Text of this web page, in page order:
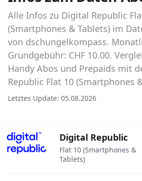
Abos für Tablets, Hotspots
Watches
Tarifrechner Handy-
Der gute alte Tarifrechner
Infos
Roaming-Tarife
Alle Infos zu Digital Republic
(Smartphones & Tablets) im
von dschungelkompass.
Grundgebühr: CHF 10.00.
Handy Abos und Prepaids mit
Republic Flat 10 (Smartphones
Letztes Update: 05.08.2026
Digital Republic
Flat 10 (Smartphones &
Tablets)